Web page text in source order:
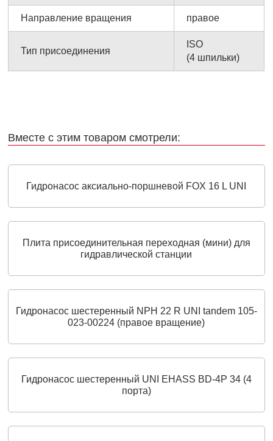
Направление вращения правое
Тип присоединения
ISO
(4 шпильки)
Вместе с этим товаром смотрели:
Гидронасос аксиально-поршневой FOX 16 L UNI
Плита присоединительная переходная (мини) для
гидравлической станции
Гидронасос шестеренный NPH 22 R UNI tandem 105-
023-00224 (правое вращение)
Гидронасос шестеренный UNI EHASS BD-4P 34 (4
порта)